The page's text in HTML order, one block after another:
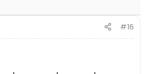
#16